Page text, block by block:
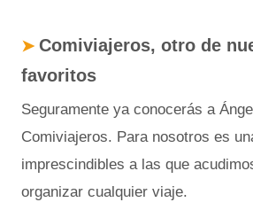
➤ Comiviajeros, otro de
favoritos
Seguramente ya conocerás a
Comiviajeros. Para nosotros es
imprescindibles a las que
organizar cualquier viaje.